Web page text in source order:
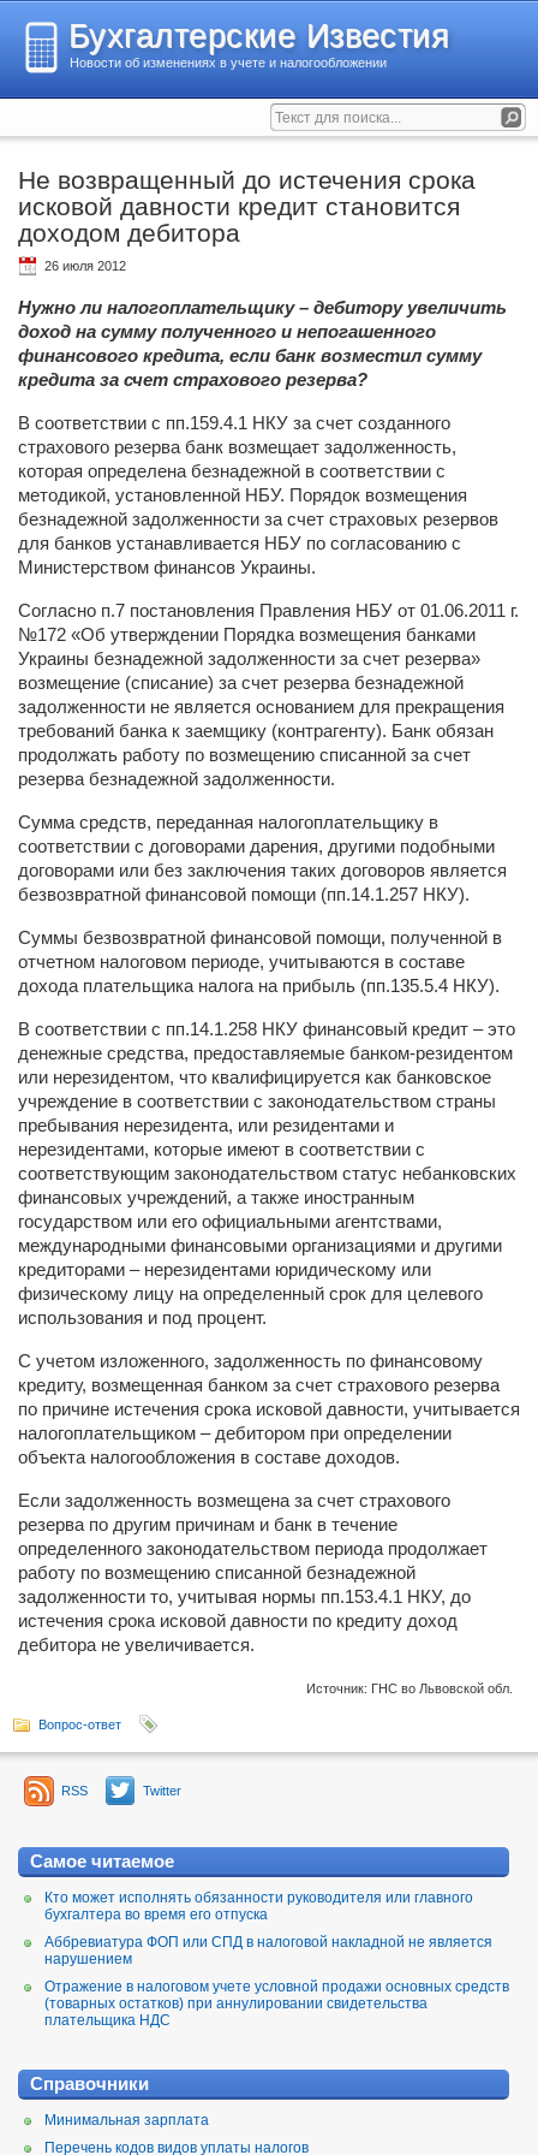
Бухгалтерские Известия
Новости об изменениях в учете и налогообложении
Не возвращенный до истечения срока
исковой давности кредит становится
доходом дебитора
26 июля 2012
Нужно ли налогоплательщику – дебитору увеличить
доход на сумму полученного и непогашенного
финансового кредита, если банк возместил сумму
кредита за счет страхового резерва?
В соответствии с пп.159.4.1 НКУ за счет созданного
страхового резерва банк возмещает задолженность,
которая определена безнадежной в соответствии с
методикой, установленной НБУ. Порядок возмещения
безнадежной задолженности за счет страховых резервов
для банков устанавливается НБУ по согласованию с
Министерством финансов Украины.
Согласно п.7 постановления Правления НБУ от 01.06.2011 г.
№172 «Об утверждении Порядка возмещения банками
Украины безнадежной задолженности за счет резерва»
возмещение (списание) за счет резерва безнадежной
задолженности не является основанием для прекращения
требований банка к заемщику (контрагенту). Банк обязан
продолжать работу по возмещению списанной за счет
резерва безнадежной задолженности.
Сумма средств, переданная налогоплательщику в
соответствии с договорами дарения, другими подобными
договорами или без заключения таких договоров является
безвозвратной финансовой помощи (пп.14.1.257 НКУ).
Суммы безвозвратной финансовой помощи, полученной в
отчетном налоговом периоде, учитываются в составе
дохода плательщика налога на прибыль (пп.135.5.4 НКУ).
В соответствии с пп.14.1.258 НКУ финансовый кредит – это
денежные средства, предоставляемые банком-резидентом
или нерезидентом, что квалифицируется как банковское
учреждение в соответствии с законодательством страны
пребывания нерезидента, или резидентами и
нерезидентами, которые имеют в соответствии с
соответствующим законодательством статус небанковских
финансовых учреждений, а также иностранным
государством или его официальными агентствами,
международными финансовыми организациями и другими
кредиторами – нерезидентами юридическому или
физическому лицу на определенный срок для целевого
использования и под процент.
С учетом изложенного, задолженность по финансовому
кредиту, возмещенная банком за счет страхового резерва
по причине истечения срока исковой давности, учитывается
налогоплательщиком – дебитором при определении
объекта налогообложения в составе доходов.
Если задолженность возмещена за счет страхового
резерва по другим причинам и банк в течение
определенного законодательством периода продолжает
работу по возмещению списанной безнадежной
задолженности то, учитывая нормы пп.153.4.1 НКУ, до
истечения срока исковой давности по кредиту доход
дебитора не увеличивается.
Источник: ГНС во Львовской обл.
Вопрос-ответ
RSS Twitter
Самое читаемое
Кто может исполнять обязанности руководителя или главного
бухгалтера во время его отпуска
Аббревиатура ФОП или СПД в налоговой накладной не является
нарушением
Отражение в налоговом учете условной продажи основных средств
(товарных остатков) при аннулировании свидетельства
плательщика НДС
Справочники
Минимальная зарплата
Перечень кодов видов уплаты налогов